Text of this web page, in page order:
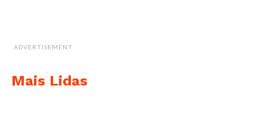
ADVERTISEMENT
Mais Lidas